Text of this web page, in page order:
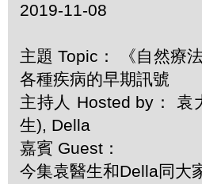
2019-11-08
主題 Topic： 《自然療
各種疾病的早期訊號
主持人 Hosted by： 袁
生), Della
嘉賓 Guest：
今集袁醫生和Della同大